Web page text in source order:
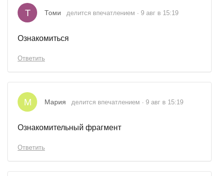
Т Томи делится впечатлением · 9 авг в 15:19
Ознакомиться
Ответить
М Мария делится впечатлением · 9 авг в 15:19
Ознакомительный фрагмент
Ответить